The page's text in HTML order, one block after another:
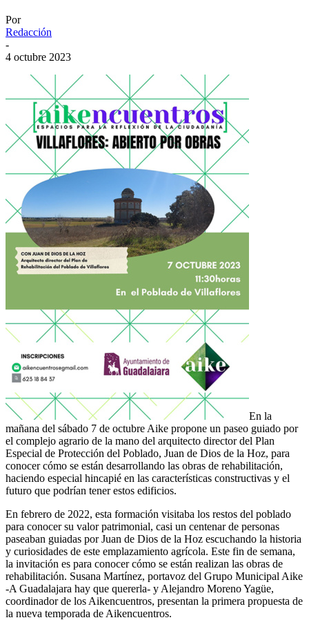
Por
Redacción
-
4 octubre 2023
En la
mañana del sábado 7 de octubre Aike propone un paseo guiado por
el complejo agrario de la mano del arquitecto director del Plan
Especial de Protección del Poblado, Juan de Dios de la Hoz, para
conocer cómo se están desarrollando las obras de rehabilitación,
haciendo especial hincapié en las características constructivas y el
futuro que podrían tener estos edificios.
En febrero de 2022, esta formación visitaba los restos del poblado
para conocer su valor patrimonial, casi un centenar de personas
paseaban guiadas por Juan de Dios de la Hoz escuchando la historia
y curiosidades de este emplazamiento agrícola. Este fin de semana,
la invitación es para conocer cómo se están realizan las obras de
rehabilitación. Susana Martínez, portavoz del Grupo Municipal Aike
-A Guadalajara hay que quererla- y Alejandro Moreno Yagüe,
coordinador de los Aikencuentros, presentan la primera propuesta de
la nueva temporada de Aikencuentros.